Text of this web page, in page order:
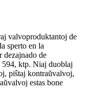
valvoproduktantoj de
sperto en la
de
ktp. Niaj duoblaj
piŝtaj kontraŭvalvoj,
estas bone